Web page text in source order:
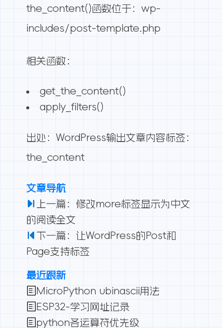
the_content()函数位于：wp-
includes/post-template.php
相关函数：
get_the_content()
apply_filters()
出处： WordPress输出文章内容标签：
the_content
文章导航
上一篇：修改more标签显示为中文
的阅读全文
下一篇：让WordPress的Post和
Page支持标签
最近跟新
MicroPython ubinascii用法
ESP32-学习网址记录
python各运算符优先级